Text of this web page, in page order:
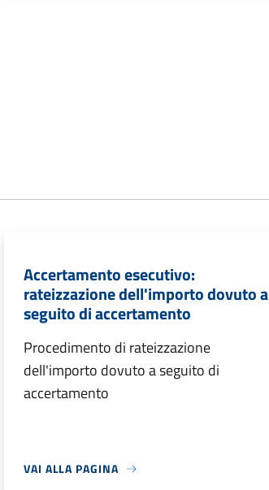
Accertamento esecutivo:
rateizzazione dell'importo dovuto a
seguito di accertamento
Procedimento di rateizzazione
dell'importo dovuto a seguito di
accertamento
VAI ALLA PAGINA